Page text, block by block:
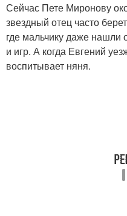
Сейчас Пете Миронову
звездный отец часто
где мальчику даже нашли
и игр. А когда Евгений
воспитывает няня.